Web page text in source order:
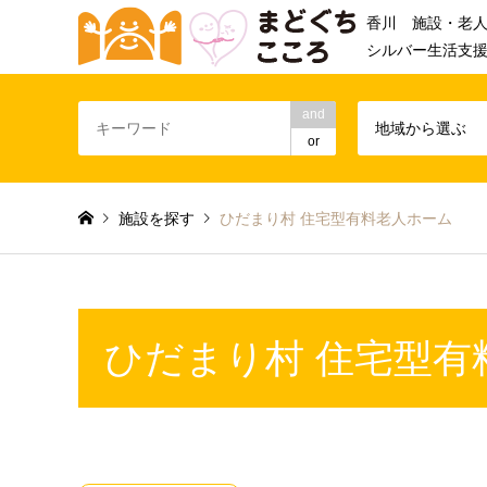
香川 施設・老
シルバー生活支
and
or
地域から選ぶ
施設を探す ひだまり村 住宅型有料老人ホーム
ひだまり村 住宅型